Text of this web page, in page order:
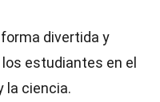
divertida y
estudiantes en el
la ciencia.